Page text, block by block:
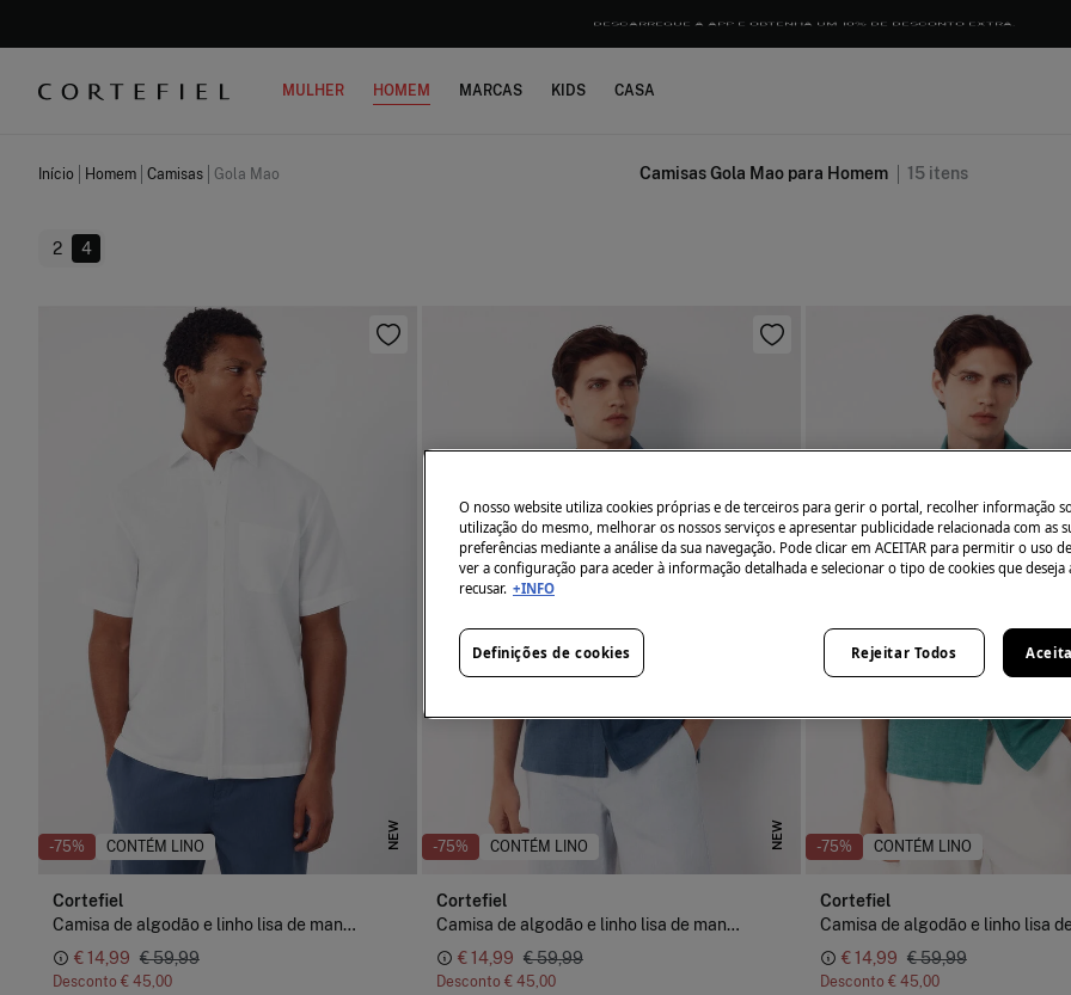
DESCARREGUE A APPE OBTENHA UM 10% DE DESCONTO EXTRA.
MULHER HOMEM MARCAS KIDS CASA
Início Homem Camisas Gola Mao Camisas Gola Mao para Homem 15 itens
2 4
-75% CONTÉM LINO NEW
Cortefiel
Camisa de algodão e linho lisa de manga curta
€ 14,99 € 59,99
Desconto € 45,00
-75% CONTÉM LINO NEW
Cortefiel
Camisa de algodão e linho lisa de manga curta
€ 14,99 € 59,99
Desconto € 45,00
-75% CONTÉM LINO
Cortefiel
€ 14,99 € 59,99
Desconto € 45,00
O nosso website utiliza cookies próprias e de terceiros para gerir o portal, recolher informação
utilização do mesmo, melhorar os nossos serviços e apresentar publicidade relacionada com as
preferências mediante a análise da sua navegação. Pode clicar em ACEITAR para permitir o uso
ver a configuração para aceder à informação detalhada e selecionar o tipo de cookies que deseja
recusar. +INFO
Rejeitar Todos
Definições de cookies